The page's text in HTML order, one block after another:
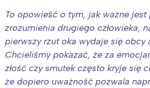
To opowieść o tym, jak ważne
zrozumienia drugiego człowieka,
pierwszy rzut oka wydaje się obcy
Chcieliśmy pokazać, że za
złość czy smutek często kryje się
że dopiero uważność pozwala